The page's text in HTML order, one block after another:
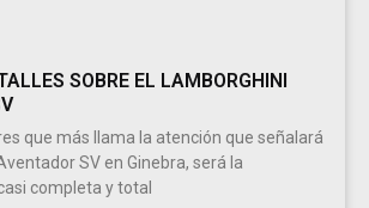
SOBRE EL LAMBORGHINI
que más llama la atención que señalará
SV en Ginebra, será la
completa y total